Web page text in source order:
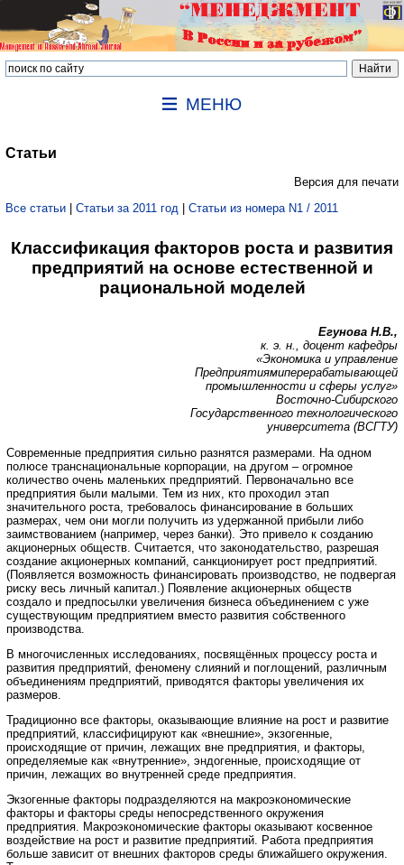
МЕНЮ
Статьи
Версия для печати
Все статьи | Статьи за 2011 год | Статьи из номера N1 / 2011
Классификация факторов роста и развития
предприятий на основе естественной и
рациональной моделей
Егунова Н.В.,
к. э. н., доцент кафедры
«Экономика и управление
Предприятиямиперерабатывающей
промышленности и сферы услуг»
Восточно-Сибирского
Государственного технологического
университета (ВСГТУ)
Cовременные предприятия сильно разнятся размерами. На одном
полюсе транснациональные корпорации, на другом – огромное
количество очень маленьких предприятий. Первоначально все
предприятия были малыми. Тем из них, кто проходил этап
значительного роста, требовалось финансирование в больших
размерах, чем они могли получить из удержанной прибыли либо
заимствованием (например, через банки). Это привело к созданию
акционерных обществ. Считается, что законодательство, разрешая
создание акционерных компаний, санкционирует рост предприятий.
(Появляется возможность финансировать производство, не подвергая
риску весь личный капитал.) Появление акционерных обществ
создало и предпосылки увеличения бизнеса объединением с уже
существующим предприятием вместо развития собственного
производства.
В многочисленных исследованиях, посвящённых процессу роста и
развития предприятий, феномену слияний и поглощений, различным
объединениям предприятий, приводятся факторы увеличения их
размеров.
Традиционно все факторы, оказывающие влияние на рост и развитие
предприятий, классифицируют как «внешние», экзогенные,
происходящие от причин, лежащих вне предприятия, и факторы,
определяемые как «внутренние», эндогенные, происходящие от
причин, лежащих во внутренней среде предприятия.
Экзогенные факторы подразделяются на макроэкономические
факторы и факторы среды непосредственного окружения
предприятия. Макроэкономические факторы оказывают косвенное
воздействие на рост и развитие предприятий. Работа предприятия
больше зависит от внешних факторов среды ближайшего окружения.